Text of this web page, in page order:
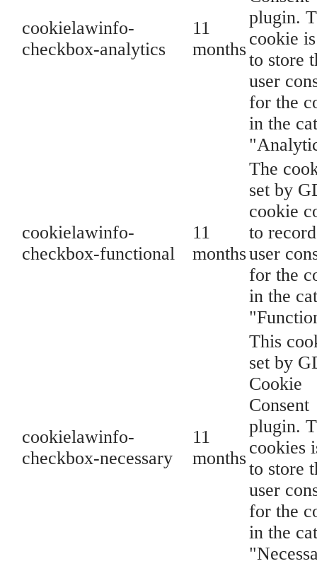
cookielawinfo-
checkbox-analytics
11
months
plugin.
cookie
to store
user
for the
in the
cookielawinfo-
checkbox-functional
11
months
The
set by
cookie
to
user
for the
in the
cookielawinfo-
checkbox-necessary
11
months
This
set by
Cookie
Consent
plugin.
cookies
to store
user
for the
in the